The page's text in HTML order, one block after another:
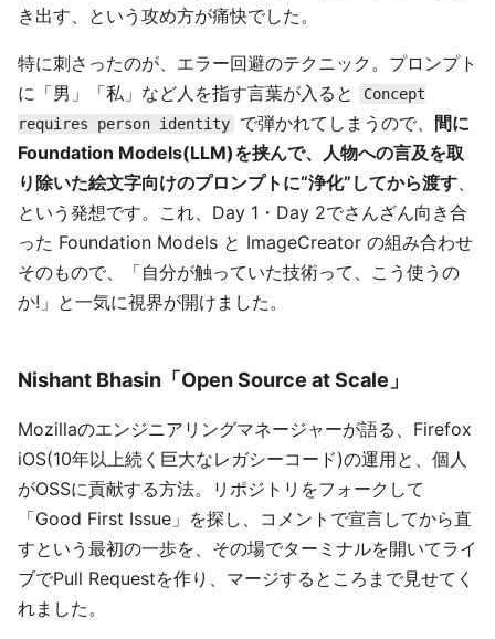
き出す、という攻め方が痛快でした。
特に刺さったのが、エラー回避のテクニック。プロンプト
に「男」「私」など人を指す言葉が入ると
Concept
requires person identity
で弾かれてしまうので、 間に
Foundation Models(LLM)を挟んで、人物への言及を取
り除いた絵文字向けのプロンプトに“浄化”してから渡す、
という発想です。これ、Day 1・Day 2でさんざん向き合
った Foundation Models と ImageCreator の組み合わせ
そのもので、「自分が触っていた技術って、こう使うの
か!」と一気に視界が開けました。
Nishant Bhasin「Open Source at Scale」
Mozillaのエンジニアリングマネージャーが語る、Firefox
iOS(10年以上続く巨大なレガシーコード)の運用と、個人
がOSSに貢献する方法。リポジトリをフォークして
「Good First Issue」を探し、コメントで宣言してから直
すという最初の一歩を、その場でターミナルを開いてライ
ブでPull Requestを作り、マージするところまで見せてく
れました。